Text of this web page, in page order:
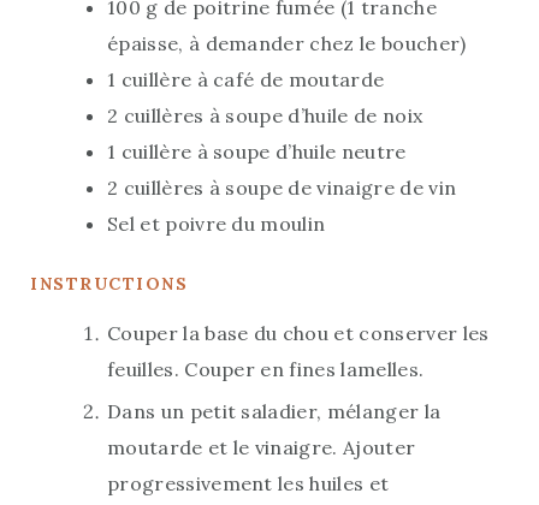
100 g de poitrine fumée (1 tranche
épaisse, à demander chez le boucher)
1 cuillère à café de moutarde
2 cuillères à soupe d’huile de noix
1 cuillère à soupe d’huile neutre
2 cuillères à soupe de vinaigre de vin
Sel et poivre du moulin
INSTRUCTIONS
Couper la base du chou et conserver les
feuilles. Couper en fines lamelles.
Dans un petit saladier, mélanger la
moutarde et le vinaigre. Ajouter
progressivement les huiles et